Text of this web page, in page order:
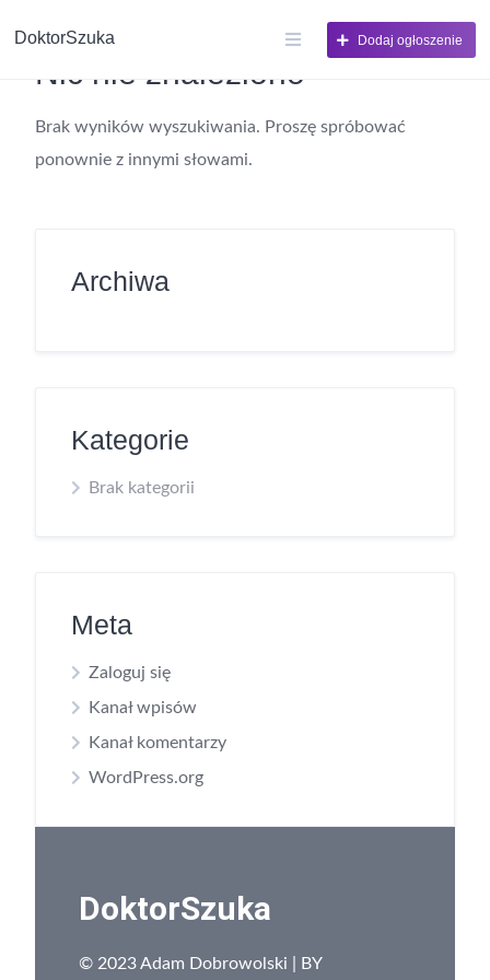
DoktorSzuka Dodaj ogłoszenie
Nic nie znaleziono
Brak wyników wyszukiwania. Proszę spróbować
ponownie z innymi słowami.
Archiwa
Kategorie
Brak kategorii
Meta
Zaloguj się
Kanał wpisów
Kanał komentarzy
WordPress.org
DoktorSzuka
© 2023 Adam Dobrowolski | BY